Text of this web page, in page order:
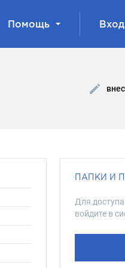
Помощь Вход
ПАПКИ И
Для
войдите в